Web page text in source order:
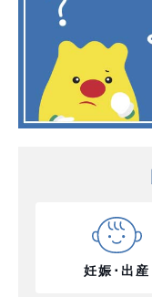
妊娠･出産